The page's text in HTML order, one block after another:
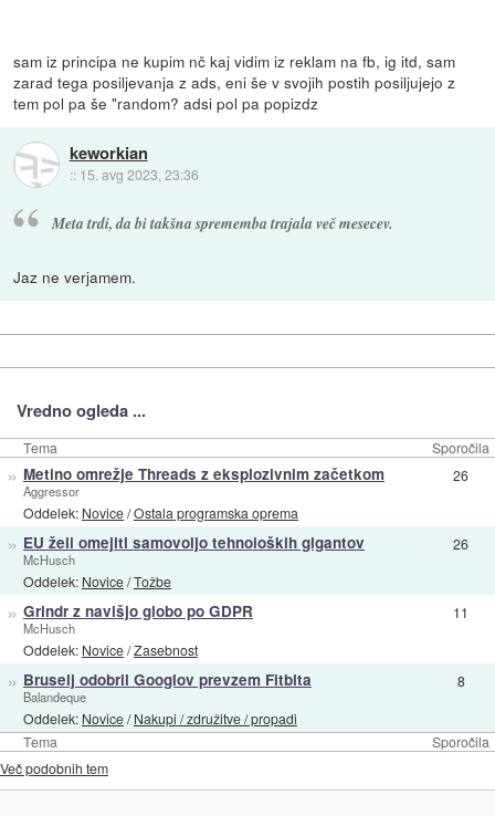
sam iz principa ne kupim nč kaj vidim iz reklam na fb, ig itd, sam
zarad tega posiljevanja z ads, eni še v svojih postih posiljujejo z
tem pol pa še "random? adsi pol pa popizdz
keworkian
:: 15. avg 2023, 23:36
Meta trdi, da bi takšna sprememba trajala več mesecev.
Jaz ne verjamem.
Vredno ogleda ...
Tema Sporočila
Tema Sporočila
» Metino omrežje Threads z eksplozivnim začetkom
Aggressor
Oddelek: Novice/Ostala programska oprema
26
» EU želi omejiti samovoljo tehnoloških gigantov
McHusch
Oddelek: Novice/Tožbe
26
» Grindr z navišjo globo po GDPR
McHusch
Oddelek: Novice/Zasebnost
11
» Bruselj odobril Googlov prevzem Fitbita
Balandeque
Oddelek: Novice/Nakupi / združitve / propadi
8
Več podobnih tem